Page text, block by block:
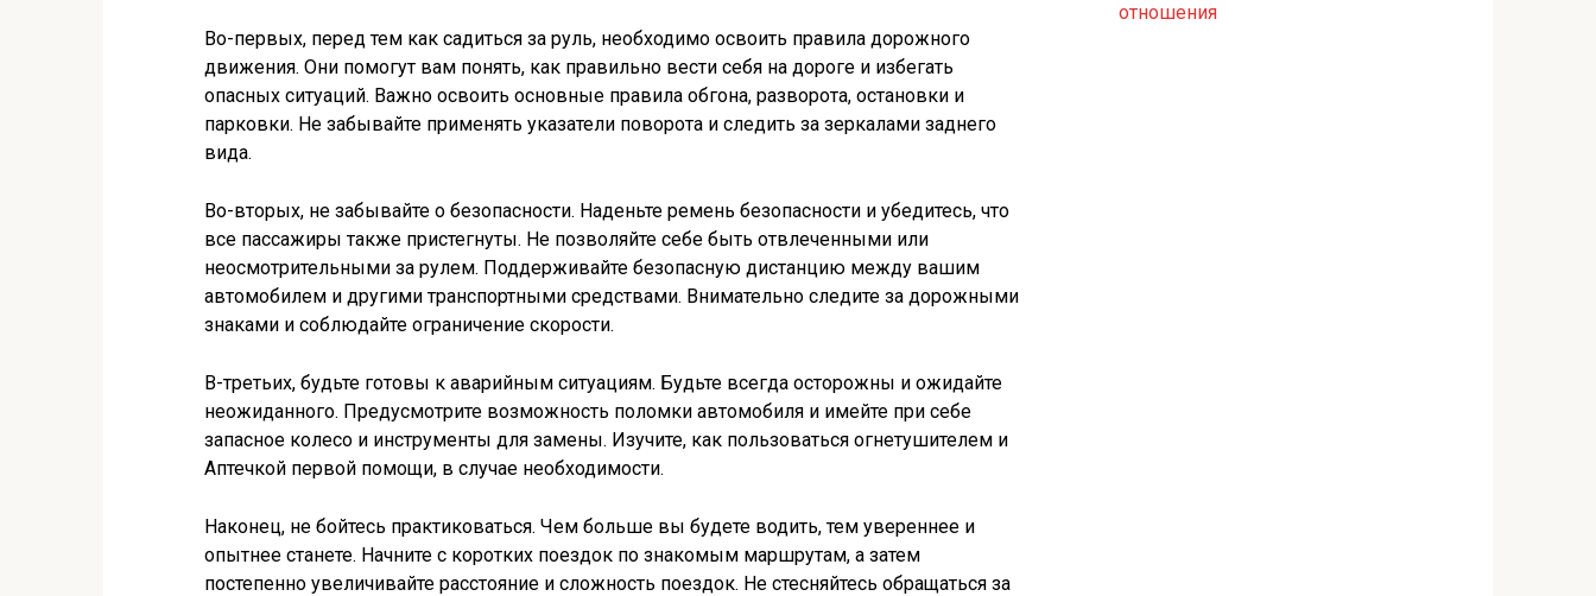
Во-первых, перед тем как садиться за руль, необходимо освоить правила дорожного
движения. Они помогут вам понять, как правильно вести себя на дороге и избегать
опасных ситуаций. Важно освоить основные правила обгона, разворота, остановки и
парковки. Не забывайте применять указатели поворота и следить за зеркалами заднего
вида.
Во-вторых, не забывайте о безопасности. Наденьте ремень безопасности и убедитесь, что
все пассажиры также пристегнуты. Не позволяйте себе быть отвлеченными или
неосмотрительными за рулем. Поддерживайте безопасную дистанцию между вашим
автомобилем и другими транспортными средствами. Внимательно следите за дорожными
знаками и соблюдайте ограничение скорости.
В-третьих, будьте готовы к аварийным ситуациям. Будьте всегда осторожны и ожидайте
неожиданного. Предусмотрите возможность поломки автомобиля и имейте при себе
запасное колесо и инструменты для замены. Изучите, как пользоваться огнетушителем и
Аптечкой первой помощи, в случае необходимости.
Наконец, не бойтесь практиковаться. Чем больше вы будете водить, тем увереннее и
опытнее станете. Начните с коротких поездок по знакомым маршрутам, а затем
постепенно увеличивайте расстояние и сложность поездок. Не стесняйтесь обращаться за
отношения